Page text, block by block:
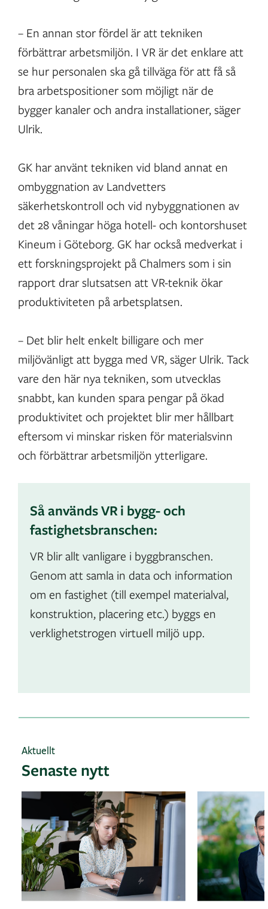
– En annan stor fördel är att tekniken
förbättrar arbetsmiljön. I VR är det enklare att
se hur personalen ska gå tillväga för att få så
bra arbetspositioner som möjligt när de
bygger kanaler och andra installationer, säger
Ulrik.
GK har använt tekniken vid bland annat en
ombyggnation av Landvetters
säkerhetskontroll och vid nybyggnationen av
det 28 våningar höga hotell- och kontorshuset
Kineum i Göteborg. GK har också medverkat i
ett forskningsprojekt på Chalmers som i sin
rapport drar slutsatsen att VR-teknik ökar
produktiviteten på arbetsplatsen.
– Det blir helt enkelt billigare och mer
miljövänligt att bygga med VR, säger Ulrik. Tack
vare den här nya tekniken, som utvecklas
snabbt, kan kunden spara pengar på ökad
produktivitet och projektet blir mer hållbart
eftersom vi minskar risken för materialsvinn
och förbättrar arbetsmiljön ytterligare.
Så används VR i bygg- och
fastighetsbranschen:
VR blir allt vanligare i byggbranschen.
Genom att samla in data och information
om en fastighet (till exempel materialval,
konstruktion, placering etc.) byggs en
verklighetstrogen virtuell miljö upp.
Aktuellt
Senaste nytt